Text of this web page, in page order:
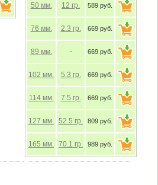
50 мм. 12 гр. 589 руб.
76 мм. 2.3 гр. 669 руб.
89 мм. - 669 руб.
102 мм. 5.3 гр. 669 руб.
114 мм. 7.5 гр. 669 руб.
127 мм. 52.5 гр. 809 руб.
165 мм. 70.1 гр. 989 руб.